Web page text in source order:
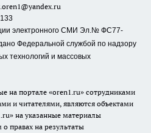
электронного СМИ Эл.№ ФС77-
Федеральной службой по надзору
технологий и массовых
на портале «oren1.ru» сотрудниками
и читателями, являются объектами
на указанные материалы
правах на результаты